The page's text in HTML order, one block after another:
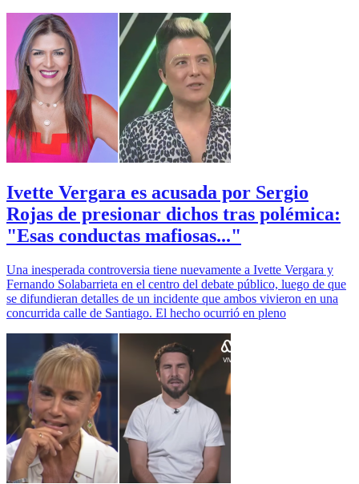
Ivette Vergara es acusada por Sergio
Rojas de presionar dichos tras polémica:
"Esas conductas mafiosas..."
Una inesperada controversia tiene nuevamente a Ivette Vergara y
Fernando Solabarrieta en el centro del debate público, luego de que
se difundieran detalles de un incidente que ambos vivieron en una
concurrida calle de Santiago. El hecho ocurrió en pleno